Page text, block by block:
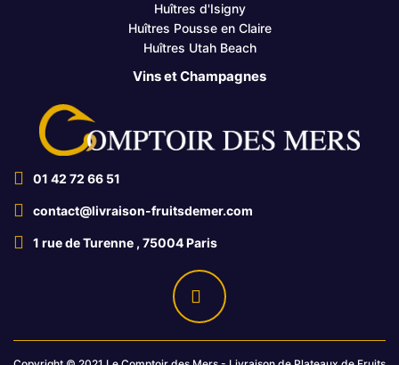
Huîtres d'Isigny
Huîtres Pousse en Claire
Huîtres Utah Beach
Vins et Champagnes
01 42 72 66 51
contact@livraison-fruitsdemer.com
1 rue de Turenne , 75004 Paris